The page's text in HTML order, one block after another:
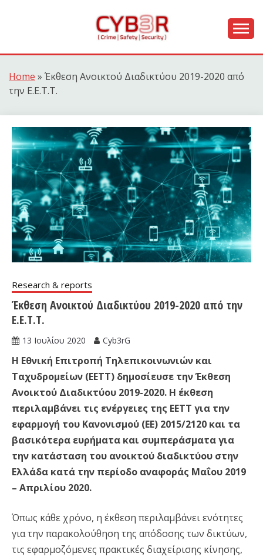
CYB3R
Home » Έκθεση Ανοικτού Διαδικτύου 2019-2020 από
την Ε.Ε.Τ.Τ.
Research & reports
Έκθεση Ανοικτού Διαδικτύου 2019-2020 από την
Ε.Ε.Τ.Τ.
13 Ιουλίου 2020 Cyb3rG
Η Εθνική Επιτροπή Τηλεπικοινωνιών και
Ταχυδρομείων (ΕΕΤΤ) δημοσίευσε την Έκθεση
Ανοικτού Διαδικτύου 2019-2020. Η έκθεση
περιλαμβάνει τις ενέργειες της ΕΕΤΤ για την
εφαρμογή του Κανονισμού (ΕΕ) 2015/2120 και τα
βασικότερα ευρήματα και συμπεράσματα για
την κατάσταση του ανοικτού διαδικτύου στην
Ελλάδα κατά την περίοδο αναφοράς Μαΐου 2019
– Απριλίου 2020.
Όπως κάθε χρόνο, η έκθεση περιλαμβάνει ενότητες
για την παρακολούθηση της απόδοσης των δικτύων,
τις εφαρμοζόμενες πρακτικές διαχείρισης κίνησης,